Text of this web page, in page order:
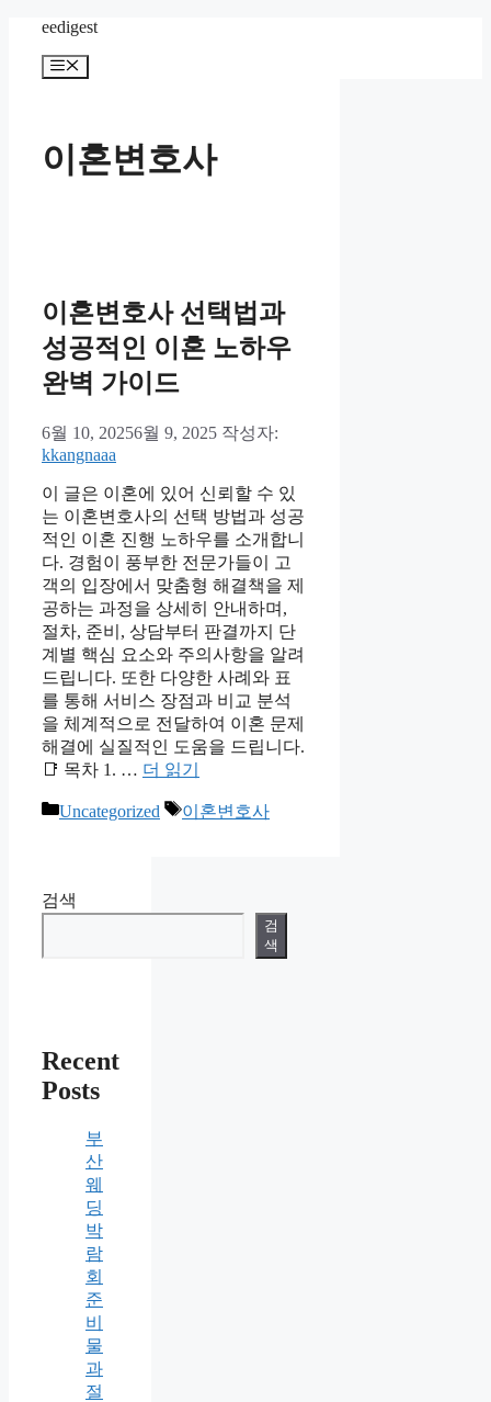
eedigest
메
이혼변호사
이혼변호사 선택법과
성공적인 이혼 노하우
완벽 가이드
6월 10, 20256월 9, 2025 작성자:
kkangnaaa
이 글은 이혼에 있어 신뢰할 수 있
는 이혼변호사의 선택 방법과 성공
적인 이혼 진행 노하우를 소개합니
다. 경험이 풍부한 전문가들이 고
객의 입장에서 맞춤형 해결책을 제
공하는 과정을 상세히 안내하며,
절차, 준비, 상담부터 판결까지 단
계별 핵심 요소와 주의사항을 알려
드립니다. 또한 다양한 사례와 표
를 통해 서비스 장점과 비교 분석
을 체계적으로 전달하여 이혼 문제
해결에 실질적인 도움을 드립니다.
📑 목차 1. … 더 읽기
카
Uncategorized
태
이혼변호사
검색
검
색
Recent
Posts
부
산
웨
딩
박
람
회
준
비
물
과
절